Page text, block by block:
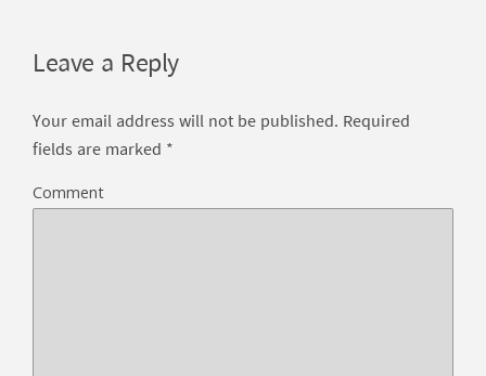
Leave a Reply
Your email address will not be published. Required
fields are marked *
Comment